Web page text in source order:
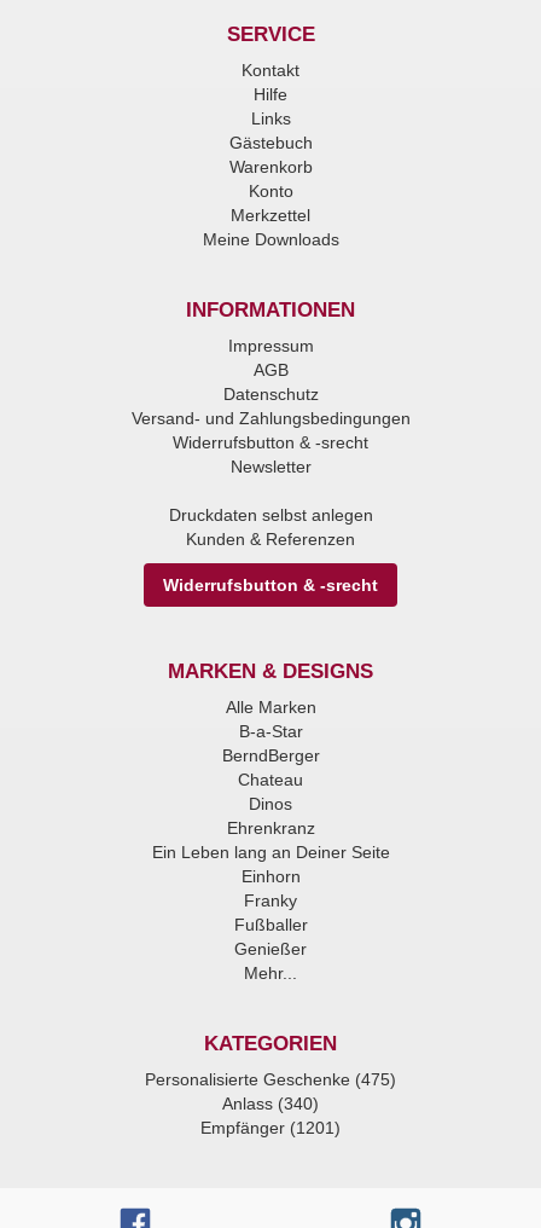
SERVICE
Kontakt
Hilfe
Links
Gästebuch
Warenkorb
Konto
Merkzettel
Meine Downloads
INFORMATIONEN
Impressum
AGB
Datenschutz
Versand- und Zahlungsbedingungen
Widerrufsbutton & -srecht
Newsletter
Druckdaten selbst anlegen
Kunden & Referenzen
Widerrufsbutton & -srecht
MARKEN & DESIGNS
Alle Marken
B-a-Star
BerndBerger
Chateau
Dinos
Ehrenkranz
Ein Leben lang an Deiner Seite
Einhorn
Franky
Fußballer
Genießer
Mehr...
KATEGORIEN
Personalisierte Geschenke (475)
Anlass (340)
Empfänger (1201)